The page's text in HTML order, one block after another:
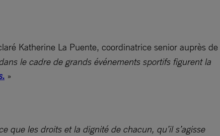
Katherine La Puente, coordinatrice senior auprès de
le cadre de grands événements sportifs figurent la
»
que les droits et la dignité de chacun, qu’il s’agisse